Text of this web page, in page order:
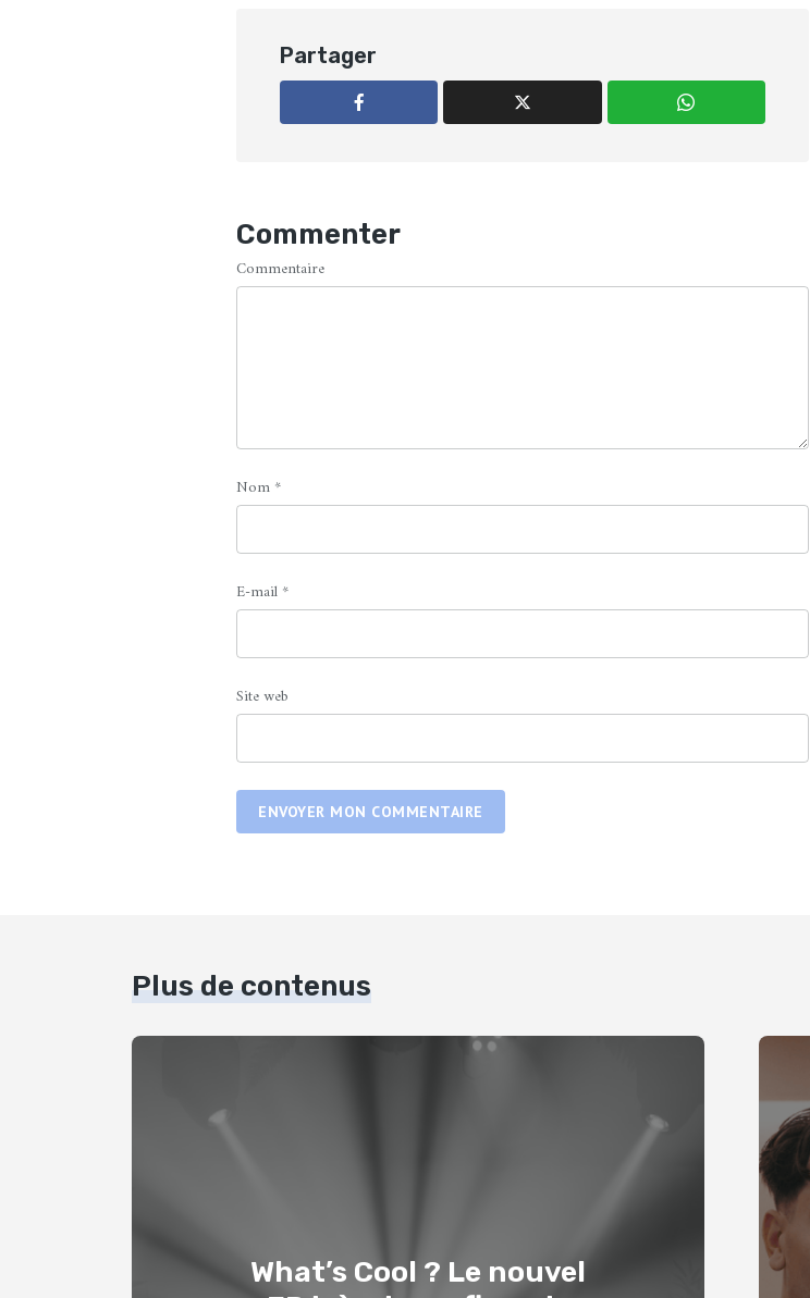
Partager
Commenter
Commentaire
Nom *
E-mail *
Site web
ENVOYER MON COMMENTAIRE
Plus de contenus
What’s Cool ? Le nouvel